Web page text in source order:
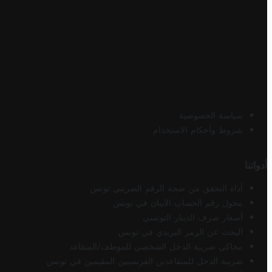
سياسة الخصوصية
شروط وأحكام الاستخدام
أدواتنا
أداة التحقق من صحة الرقم الضريبي تونس
محول رقم الحساب الآيبان في تونس
أسعار صرف الدينار التونسي
البحث عن الرمز البريدي في تونس
محاكي ضريبة الدخل الشخصي للموظف/المتقاعد
ضريبة الدخل للمتقاعدين الفرنسيين المقيمين في تونس